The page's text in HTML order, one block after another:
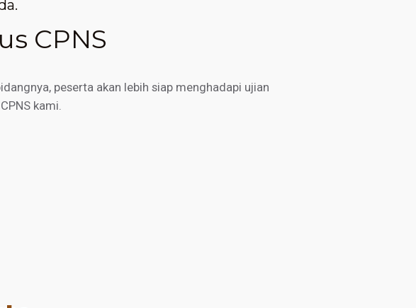
CPNS
peserta akan lebih siap menghadapi ujian
kami.